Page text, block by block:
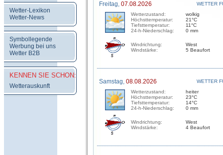
Wetter-Lexikon
Wetter-News
Symbollegende
Werbung bei uns
Wetter B2B
KENNEN SIE SCHON:
Wetterauskunft
Freitag, 07.08.2026
WETTER
Wetterzustand:
Höchsttemperatur:
Tiefsttemperatur:
24-h-Niederschlag:
wolkig
21°C
11°C
0 mm
Windrichtung:
Windstärke:
West
5 Beaufort
Samstag, 08.08.2026
WETTER
Wetterzustand:
Höchsttemperatur:
Tiefsttemperatur:
24-h-Niederschlag:
heiter
23°C
14°C
0 mm
Windrichtung:
Windstärke:
West
4 Beaufort